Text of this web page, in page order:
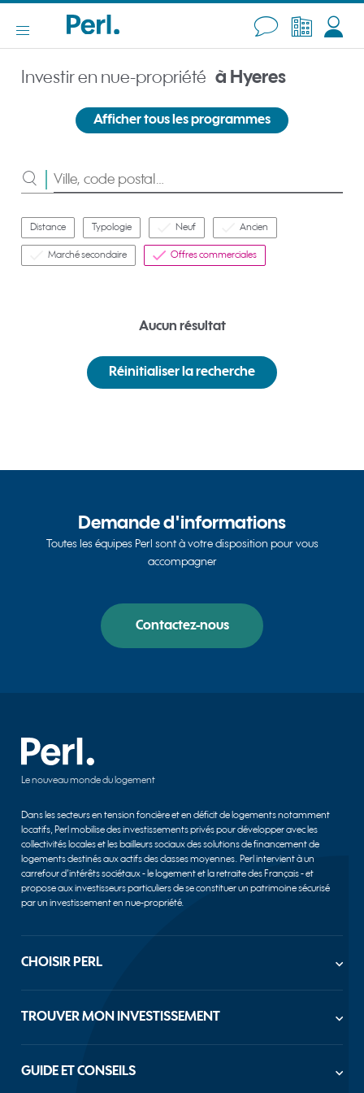
Investir en nue-propriété à Hyeres
Afficher tous les programmes
Distance Typologie Neuf Ancien
Marché secondaire Offres commerciales
Aucun résultat
Réinitialiser la recherche
Demande d'informations
Toutes les équipes Perl sont à votre disposition pour vous
accompagner
Contactez-nous
Le nouveau monde du logement
Dans les secteurs en tension foncière et en déficit de logements notamment
locatifs, Perl mobilise des investissements privés pour développer avec les
collectivités locales et les bailleurs sociaux des solutions de financement de
logements destinés aux actifs des classes moyennes. Perl intervient à un
carrefour d’intérêts sociétaux - le logement et la retraite des Français - et
propose aux investisseurs particuliers de se constituer un patrimoine sécurisé
par un investissement en nue-propriété.
CHOISIR PERL
Société à mission
Nos engagements
Dates et Chiffres clés
TROUVER MON INVESTISSEMENT
Découvrir toutes nos offres
Achat nue-propriété Marseille
GUIDE ET CONSEILS